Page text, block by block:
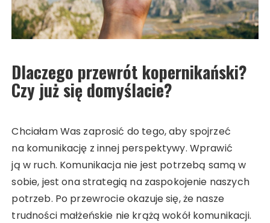
Dlaczego przewrót kopernikański?
Czy już się domyślacie?
Chciałam Was zaprosić do tego, aby spojrzeć
na komunikację z innej perspektywy. Wprawić
ją w ruch. Komunikacja nie jest potrzebą samą w
sobie, jest ona strategią na zaspokojenie naszych
potrzeb. Po przewrocie okazuje się, że nasze
trudności małżeńskie nie krążą wokół komunikacji.